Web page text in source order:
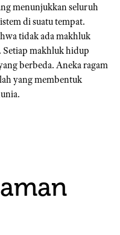
menunjukkan seluruh
di suatu tempat.
tidak ada makhluk
Setiap makhluk hidup
berbeda. Aneka ragam
yang membentuk